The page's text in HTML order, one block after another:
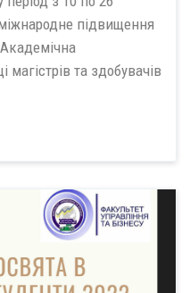
підвищення
магістрів та здобувачів